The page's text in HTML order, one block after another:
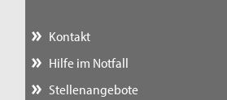
Kontakt
Hilfe im Notfall
Stellenangebote